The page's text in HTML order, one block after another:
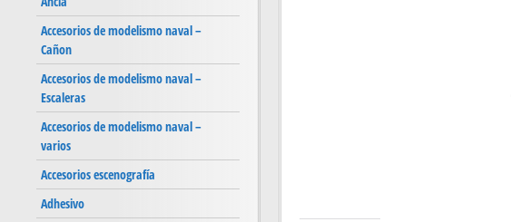
Accesorios de modelismo naval –
Cañon
Accesorios de modelismo naval –
Escaleras
Accesorios de modelismo naval –
varios
Accesorios escenografía
Adhesivo